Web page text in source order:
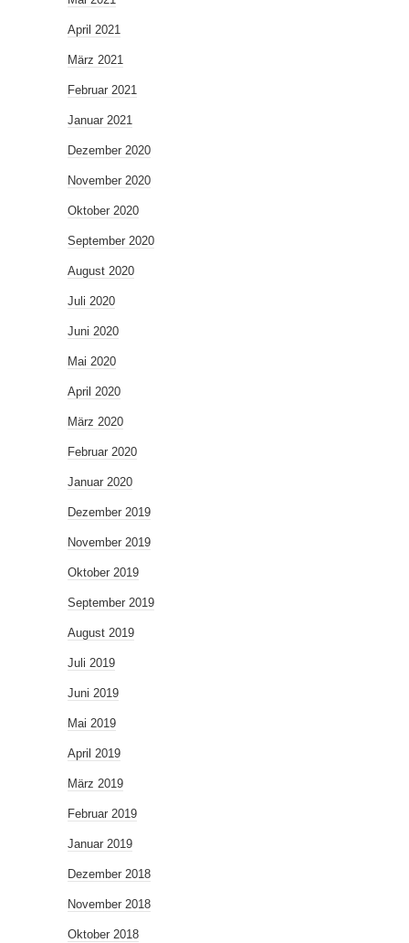
April 2021
März 2021
Februar 2021
Januar 2021
Dezember 2020
November 2020
Oktober 2020
September 2020
August 2020
Juli 2020
Juni 2020
Mai 2020
April 2020
März 2020
Februar 2020
Januar 2020
Dezember 2019
November 2019
Oktober 2019
September 2019
August 2019
Juli 2019
Juni 2019
Mai 2019
April 2019
März 2019
Februar 2019
Januar 2019
Dezember 2018
November 2018
Oktober 2018